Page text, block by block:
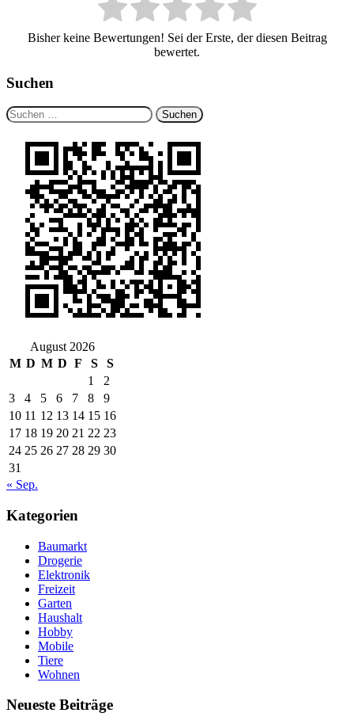
Bisher keine Bewertungen! Sei der Erste, der diesen Beitrag
bewertet.
Suchen
Suchen
nach:
August 2026
M D M D F S
S
1
2
3
4 5 6 7 8
9
10 11 12 13 14 15 16
17 18 19 20 21 22 23
24 25 26 27 28 29 30
31
« Sep.
Kategorien
Baumarkt
Drogerie
Elektronik
Freizeit
Garten
Haushalt
Hobby
Mobile
Tiere
Wohnen
Neueste Beiträge